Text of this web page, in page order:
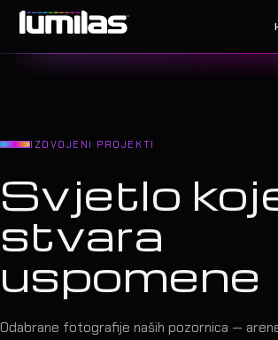
IZDVOJENI PROJEKTI
Svjetlo
stvara
uspomene
Odabrane fotografije naših pozornica —